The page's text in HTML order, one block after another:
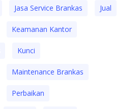
Jasa Service Brankas Jual
Keamanan Kantor
Kunci
Maintenance Brankas
Perbaikan